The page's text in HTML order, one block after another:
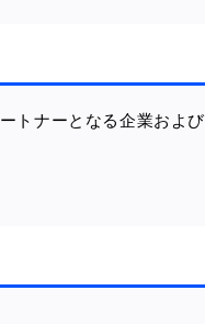
トナーとなる企業およ